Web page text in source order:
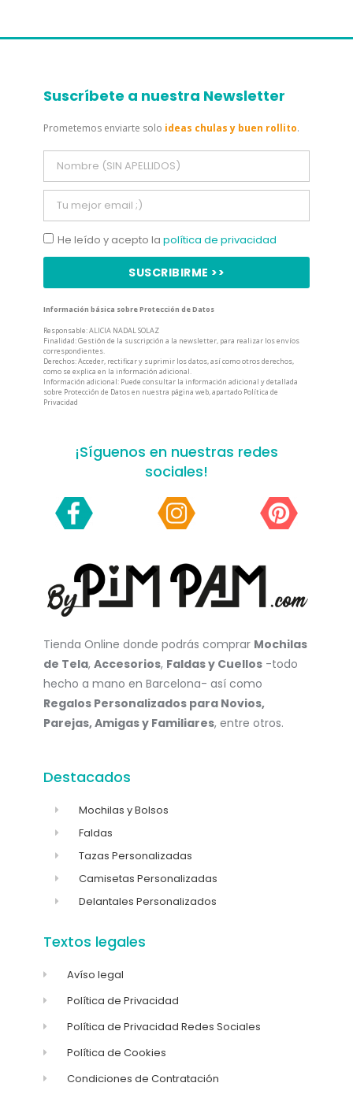
Suscríbete a nuestra Newsletter
Prometemos enviarte solo ideas chulas y buen rollito.
He leído y acepto la política de privacidad
SUSCRIBIRME >>
Información básica sobre Protección de Datos
Responsable: ALICIA NADAL SOLAZ
Finalidad: Gestión de la suscripción a la newsletter, para realizar los envíos
correspondientes.
Derechos: Acceder, rectificar y suprimir los datos, así como otros derechos,
como se explica en la información adicional.
Información adicional: Puede consultar la información adicional y detallada
sobre Protección de Datos en nuestra página web, apartado Política de
Privacidad
¡Síguenos en nuestras redes
sociales!
Tienda Online donde podrás comprar Mochilas
de Tela, Accesorios, Faldas y Cuellos -todo
hecho a mano en Barcelona- así como
Regalos Personalizados para Novios,
Parejas, Amigas y Familiares, entre otros.
Destacados
Mochilas y Bolsos
Faldas
Tazas Personalizadas
Camisetas Personalizadas
Delantales Personalizados
Textos legales
Avíso legal
Política de Privacidad
Política de Privacidad Redes Sociales
Política de Cookies
Condiciones de Contratación